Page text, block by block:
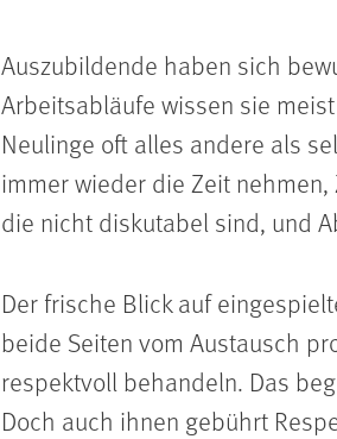
Auszubildende haben sich
Arbeitsabläufe wissen sie
Neulinge oft alles andere als
immer wieder die Zeit
die nicht diskutabel sind, und
Der frische Blick auf
beide Seiten vom Austausch
respektvoll behandeln. Das
Doch auch ihnen gebührt